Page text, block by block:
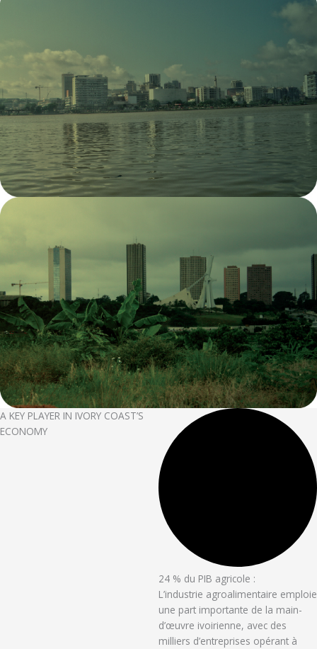
A KEY PLAYER IN IVORY COAST’S
ECONOMY
24 % du PIB agricole :
L’industrie agroalimentaire emploie
une part importante de la main-
d’œuvre ivoirienne, avec des
milliers d’entreprises opérant à